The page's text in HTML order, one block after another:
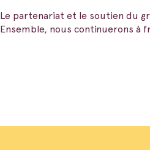
Le partenariat et le soutien du
Ensemble, nous continuerons à